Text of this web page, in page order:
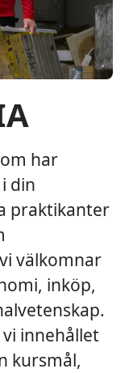
har
din
praktikanter
välkomnar
inköp,
innehållet
kursmål,